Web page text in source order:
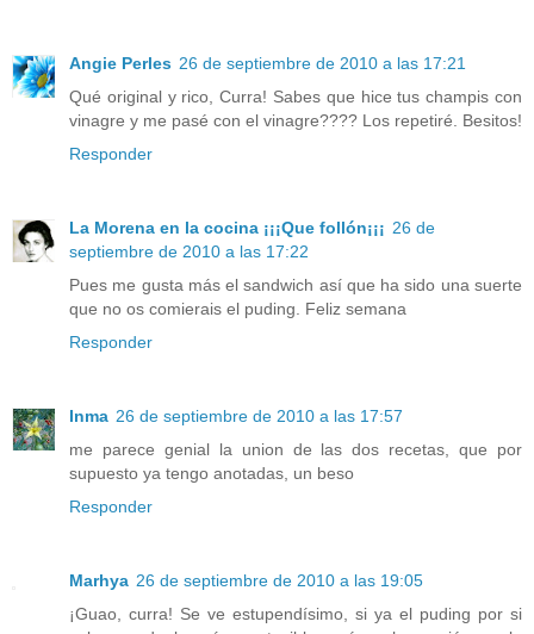
Angie Perles 26 de septiembre de 2010 a las 17:21
Qué original y rico, Curra! Sabes que hice tus champis con
vinagre y me pasé con el vinagre???? Los repetiré. Besitos!
Responder
La Morena en la cocina ¡¡¡Que follón¡¡¡ 26 de
septiembre de 2010 a las 17:22
Pues me gusta más el sandwich así que ha sido una suerte
que no os comierais el puding. Feliz semana
Responder
Inma 26 de septiembre de 2010 a las 17:57
me parece genial la union de las dos recetas, que por
supuesto ya tengo anotadas, un beso
Responder
Marhya 26 de septiembre de 2010 a las 19:05
¡Guao, curra! Se ve estupendísimo, si ya el puding por si